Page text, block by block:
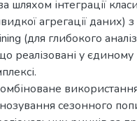
шляхом інтеграції
агрегації даних)
(для глибокого
реалізовані у єдиному
сезонного